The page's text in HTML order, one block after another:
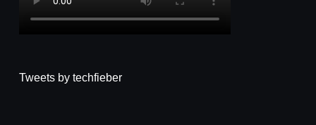
Tweets by techfieber